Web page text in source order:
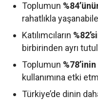
Toplumun
rahatlıkla
Katılımcıların
birbirinden ayrı
Toplumun %78’inin
kullanımına etki
Türkiye’de dinin